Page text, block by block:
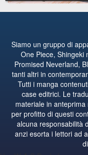
Siamo un gruppo di
One Piece, Shingeki
Promised Neverland,
tanti altri in
Tutti i manga
case editrici. Le
materiale in
per profitto di questi
alcuna responsabilità
anzi esorta i lettori ad